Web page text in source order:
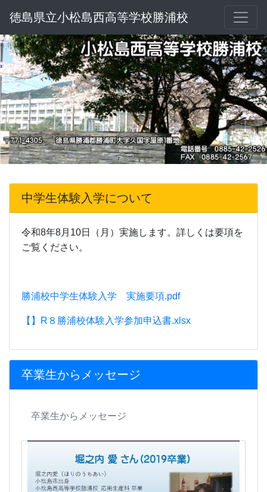
徳島県立小松島西高等学校勝浦校
中学生体験入学について
令和8年8月10日（月）実施します。詳しくは要項を
ご覧ください。
勝浦校中学生体験入学 実施要項.pdf
【】R８勝浦校体験入学参加申込書.xlsx
卒業生からメッセージ
卒業生からメッセージ